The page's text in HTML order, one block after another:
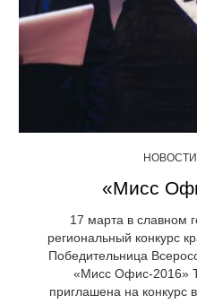
«Мисс
17 марта в славном
региональный конкурс
Победительница
«Мисс Офис-2016»
приглашена на конкурс